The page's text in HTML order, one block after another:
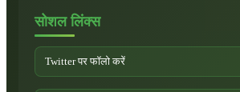
सोशल लिंक्स
Twitter पर फॉलो करें